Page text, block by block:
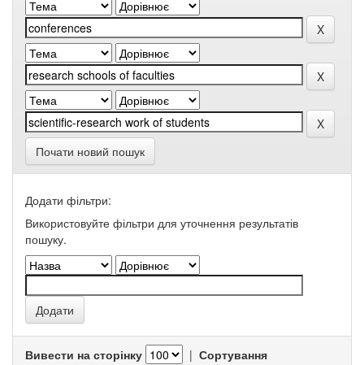
Почати новий пошук
Додати фільтри:
Використовуйте фільтри для уточнення результатів
пошуку.
Вивести на сторінку | Сортування